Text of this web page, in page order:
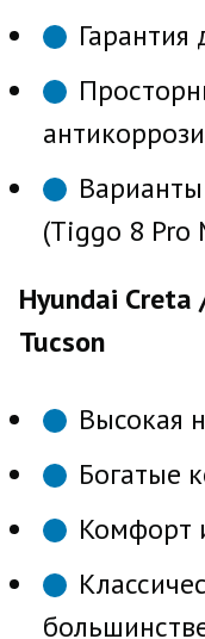
(Tiggo 8 Pro
Hyundai
Tucson
Высокая
Богатые
Комфорт